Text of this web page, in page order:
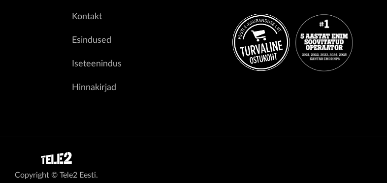
Kontakt
Esindused
Iseteenindus
Hinnakirjad
Copyright © Tele2 Eesti.